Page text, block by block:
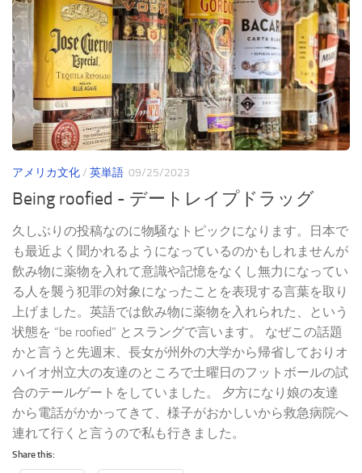
アメリカ文化/ 英単語 09/25/2023
Being roofied - デートレイプドラッグ
久しぶりの投稿なのに物騒なトピックになります。日本で
も最近よく聞かれるようになっているのかもしれませんが
飲み物に薬物を入れて意識や記憶をなくし無力になってい
る人を襲う犯罪の対象になったことを表現する言葉を取り
上げました。英語では飲み物に薬物を入れられた、という
状態を “be roofied” とスラングで言います。 なぜこの話題
かと言うと先週末、長女が州外の大学から帰省しておりオ
ハイオ州立大の友達のところで土曜日のフットボールの試
合のテールゲートをしていました。 夕方になり娘の友達
から電話がかかってきて、様子がおかしいから救急病院へ
連れて行くと言うので私も行きました。
Share this: